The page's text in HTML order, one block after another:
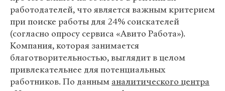
работодателей, что является важным критерием
при поиске работы для 24% соискателей
(согласно опросу сервиса «Авито Работа»).
Компания, которая занимается
благотворительностью, выглядит в целом
привлекательнее для потенциальных
работников. По данным аналитического центра